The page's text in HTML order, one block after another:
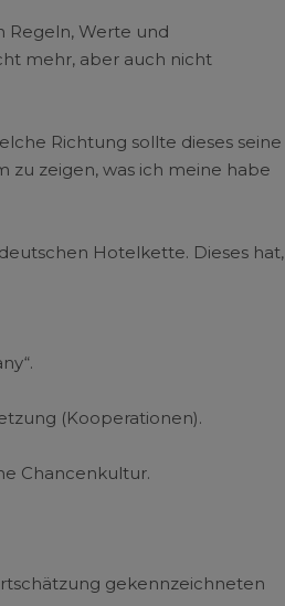
Regeln, Werte und
mehr, aber auch nicht
Richtung sollte dieses seine
zu zeigen, was ich meine habe
Hotelkette. Dieses hat,
(Kooperationen).
Chancenkultur.
gekennzeichneten